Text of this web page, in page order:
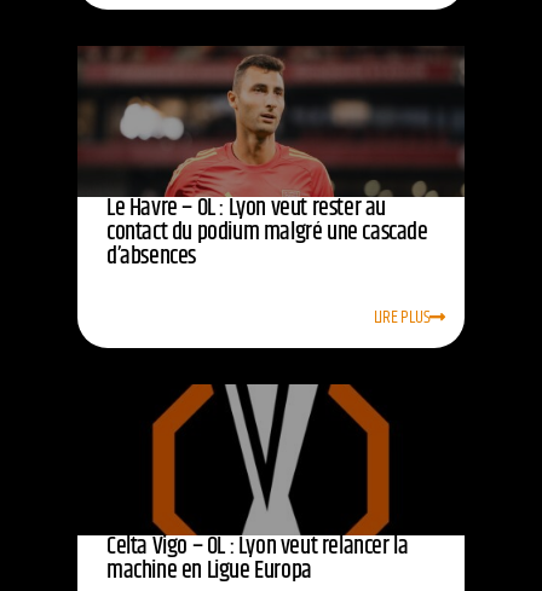
Le Havre – OL : Lyon veut rester au
contact du podium malgré une cascade
d’absences
LIRE PLUS
Celta Vigo – OL : Lyon veut relancer la
machine en Ligue Europa